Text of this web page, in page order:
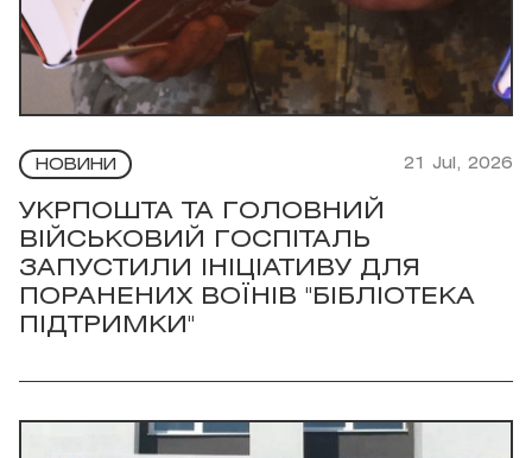
НОВИНИ 21 Jul, 2026
УКРПОШТА ТА ГОЛОВНИЙ
ВІЙСЬКОВИЙ ГОСПІТАЛЬ
ЗАПУСТИЛИ ІНІЦІАТИВУ ДЛЯ
ПОРАНЕНИХ ВОЇНІВ "БІБЛІОТЕКА
ПІДТРИМКИ"